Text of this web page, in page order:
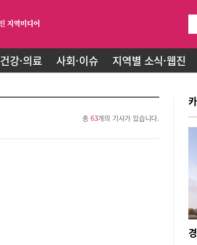
건강·의료 사회·이슈 지역별 소식·웹진
총 63개의 기사가 있습니다.